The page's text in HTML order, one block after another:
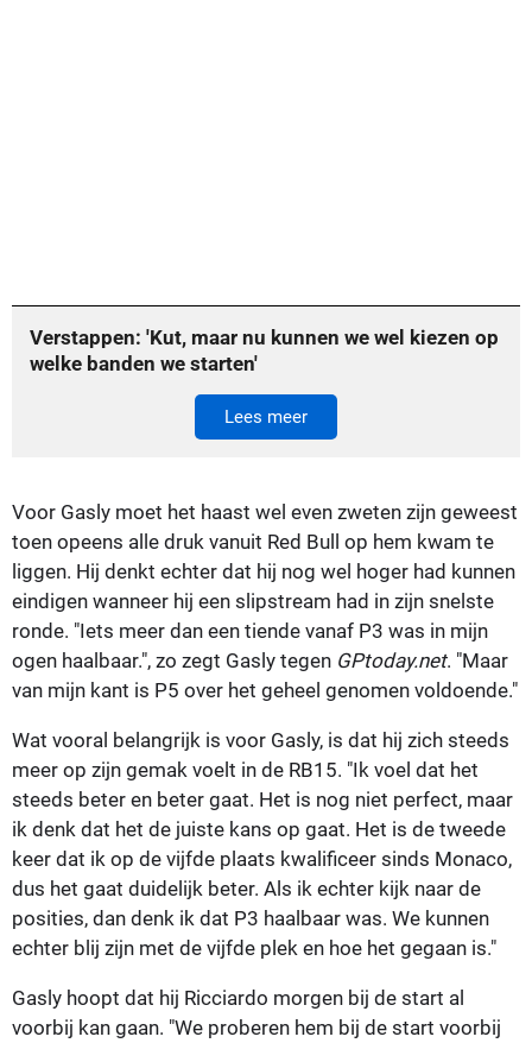
Verstappen: 'Kut, maar nu kunnen we wel kiezen op
welke banden we starten'
Lees meer
Voor Gasly moet het haast wel even zweten zijn geweest
toen opeens alle druk vanuit Red Bull op hem kwam te
liggen. Hij denkt echter dat hij nog wel hoger had kunnen
eindigen wanneer hij een slipstream had in zijn snelste
ronde. "Iets meer dan een tiende vanaf P3 was in mijn
ogen haalbaar.", zo zegt Gasly tegen GPtoday.net. "Maar
van mijn kant is P5 over het geheel genomen voldoende."
Wat vooral belangrijk is voor Gasly, is dat hij zich steeds
meer op zijn gemak voelt in de RB15. "Ik voel dat het
steeds beter en beter gaat. Het is nog niet perfect, maar
ik denk dat het de juiste kans op gaat. Het is de tweede
keer dat ik op de vijfde plaats kwalificeer sinds Monaco,
dus het gaat duidelijk beter. Als ik echter kijk naar de
posities, dan denk ik dat P3 haalbaar was. We kunnen
echter blij zijn met de vijfde plek en hoe het gegaan is."
Gasly hoopt dat hij Ricciardo morgen bij de start al
voorbij kan gaan. "We proberen hem bij de start voorbij